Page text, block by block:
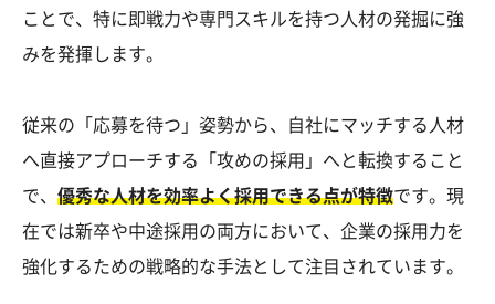
ことで、特に即戦力や専門スキルを持つ人材の発掘に強
みを発揮します。
従来の「応募を待つ」姿勢から、自社にマッチする人材
へ直接アプローチする「攻めの採用」へと転換すること
で、 優秀な人材を効率よく採用できる点が特徴です。現
在では新卒や中途採用の両方において、企業の採用力を
強化するための戦略的な手法として注目されています。